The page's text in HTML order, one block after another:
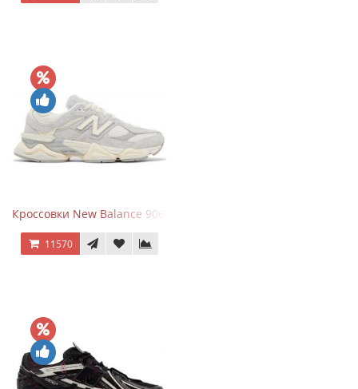
Кроссовки New Balance 9060 Quartz Grey
11570